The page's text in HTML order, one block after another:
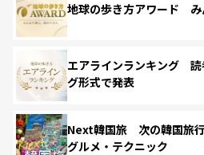
地球の歩き方アワード み
エアラインランキング 読
グ形式で発表
Next韓国旅 次の韓国旅行
グルメ・テクニック